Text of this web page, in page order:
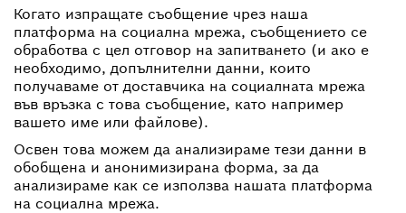
Когато изпращате съобщение чрез наша
платформа на социална мрежа, съобщението се
обработва с цел отговор на запитването (и ако е
необходимо, допълнителни данни, които
получаваме от доставчика на социалната мрежа
във връзка с това съобщение, като например
вашето име или файлове).
Освен това можем да анализираме тези данни в
обобщена и анонимизирана форма, за да
анализираме как се използва нашата платформа
на социална мрежа.